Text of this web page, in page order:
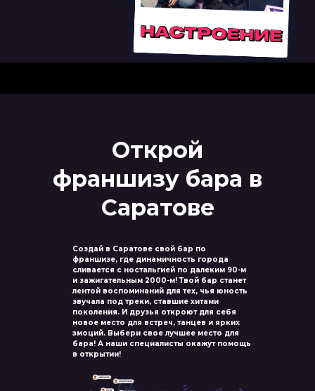
Открой
франшизу бара в
Саратове
Создай в Саратове свой бар по
франшизе, где динамичность города
сливается с ностальгией по далеким 90-м
и зажигательным 2000-м! Твой бар станет
лентой воспоминаний для тех, чья юность
звучала под треки, ставшие хитами
поколения. И друзья откроют для себя
новое место для встреч, танцев и ярких
эмоций. Выбери свое лучшее место для
бара! А наши специалисты окажут помощь
в открытии!